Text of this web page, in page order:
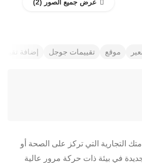
عرض جميع الصور
موقع تقييمات جوجل إضافة تقييم
التجارية التي تركز على الصحة أو
في بيئة ذات حركة مرور عالية